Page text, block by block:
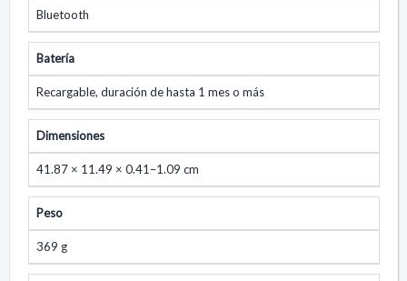
Bluetooth
Batería
Recargable, duración de hasta 1 mes o más
Dimensiones
41.87 × 11.49 × 0.41–1.09 cm
Peso
369 g